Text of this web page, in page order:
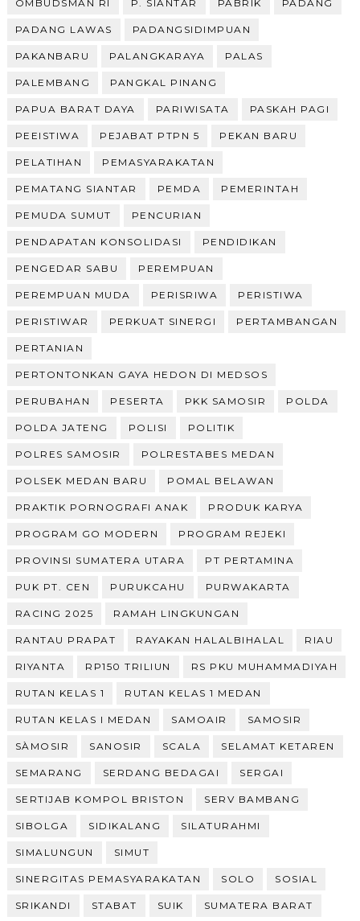
OMBUDSMAN RI P. SIANTAR PABRIK PADANG
PADANG LAWAS PADANGSIDIMPUAN
PAKANBARU PALANGKARAYA PALAS
PALEMBANG PANGKAL PINANG
PAPUA BARAT DAYA PARIWISATA PASKAH PAGI
PEEISTIWA PEJABAT PTPN 5 PEKAN BARU
PELATIHAN PEMASYARAKATAN
PEMATANG SIANTAR PEMDA PEMERINTAH
PEMUDA SUMUT PENCURIAN
PENDAPATAN KONSOLIDASI PENDIDIKAN
PENGEDAR SABU PEREMPUAN
PEREMPUAN MUDA PERISRIWA PERISTIWA
PERISTIWAR PERKUAT SINERGI PERTAMBANGAN
PERTANIAN
PERTONTONKAN GAYA HEDON DI MEDSOS
PERUBAHAN PESERTA PKK SAMOSIR POLDA
POLDA JATENG POLISI POLITIK
POLRES SAMOSIR POLRESTABES MEDAN
POLSEK MEDAN BARU POMAL BELAWAN
PRAKTIK PORNOGRAFI ANAK PRODUK KARYA
PROGRAM GO MODERN PROGRAM REJEKI
PROVINSI SUMATERA UTARA PT PERTAMINA
PUK PT. CEN PURUKCAHU PURWAKARTA
RACING 2025 RAMAH LINGKUNGAN
RANTAU PRAPAT RAYAKAN HALALBIHALAL RIAU
RIYANTA RP150 TRILIUN RS PKU MUHAMMADIYAH
RUTAN KELAS 1 RUTAN KELAS 1 MEDAN
RUTAN KELAS I MEDAN SAMOAIR SAMOSIR
SÀMOSIR SANOSIR SCALA SELAMAT KETAREN
SEMARANG SERDANG BEDAGAI SERGAI
SERTIJAB KOMPOL BRISTON SERV BAMBANG
SIBOLGA SIDIKALANG SILATURAHMI
SIMALUNGUN SIMUT
SINERGITAS PEMASYARAKATAN SOLO SOSIAL
SRIKANDI STABAT SUIK SUMATERA BARAT